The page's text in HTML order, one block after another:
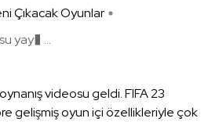
Çıkacak Oyunlar
yay� ...
videosu geldi. FIFA 23
gelişmiş oyun içi özellikleriyle çok